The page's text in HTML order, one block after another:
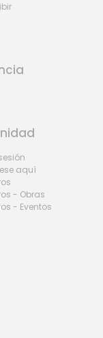
aquí
- Obras
- Eventos